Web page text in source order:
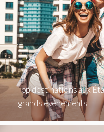
Top destinations aux
grands événements